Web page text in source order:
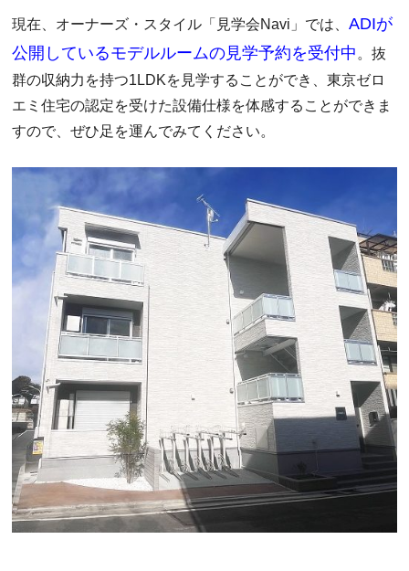
現在、オーナーズ・スタイル「見学会Navi」では、ADIが
公開しているモデルルームの見学予約を受付中 。抜
群の収納力を持つ1LDKを見学することができ、東京ゼロ
エミ住宅の認定を受けた設備仕様を体感することができま
すので、ぜひ足を運んでみてください。